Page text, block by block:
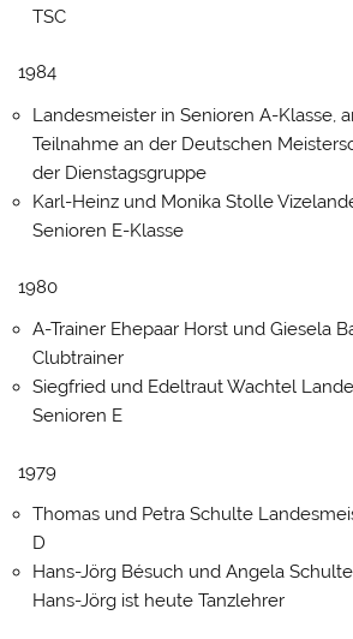
TSC
1984
Landesmeister in Senioren A-Klasse,
Teilnahme an der Deutschen
der Dienstagsgruppe
Karl-Heinz und Monika Stolle
Senioren E-Klasse
1980
A-Trainer Ehepaar Horst und Giesela
Clubtrainer
Siegfried und Edeltraut Wachtel
Senioren E
1979
Thomas und Petra Schulte
D
Hans-Jörg Bésuch und Angela
Hans-Jörg ist heute Tanzlehrer